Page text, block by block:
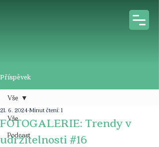
Příspěvek
Vše
Podcast
Vše
FOTOGALERIE: Trendy v
udržitelnosti #16
21. 6. 2024 Minut čtení: 1